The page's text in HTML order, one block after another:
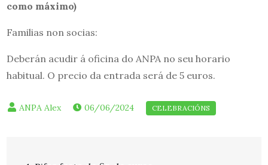
como máximo)
Familias non socias:
Deberán acudir á oficina do ANPA no seu horario
habitual. O precio da entrada será de 5 euros.
06/06/2024